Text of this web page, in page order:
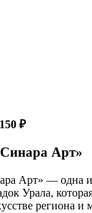
₽
Арт»
Арт» — одна
Урала,
региона